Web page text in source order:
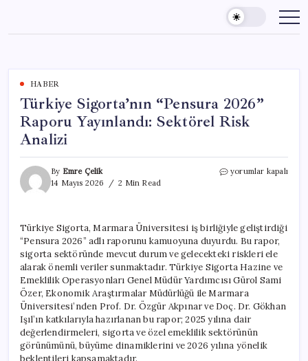
content
HABER
Türkiye Sigorta’nın “Pensura 2026”
Raporu Yayınlandı: Sektörel Risk
Analizi
By Emre Çelik
14 Mayıs 2026
2 Min Read
Türkiye
Yayınlandı:
Sektörel
Risk
Analizi
için
yorumlar kapalı
Türkiye Sigorta, Marmara Üniversitesi iş birliğiyle geliştirdiği
“Pensura 2026” adlı raporunu kamuoyuna duyurdu. Bu rapor,
sigorta sektöründe mevcut durum ve gelecekteki riskleri ele
alarak önemli veriler sunmaktadır. Türkiye Sigorta Hazine ve
Emeklilik Operasyonları Genel Müdür Yardımcısı Gürol Sami
Özer, Ekonomik Araştırmalar Müdürlüğü ile Marmara
Üniversitesi’nden Prof. Dr. Özgür Akpınar ve Doç. Dr. Gökhan
Işıl’ın katkılarıyla hazırlanan bu rapor; 2025 yılına dair
değerlendirmeleri, sigorta ve özel emeklilik sektörünün
görünümünü, büyüme dinamiklerini ve 2026 yılına yönelik
beklentileri kapsamaktadır.